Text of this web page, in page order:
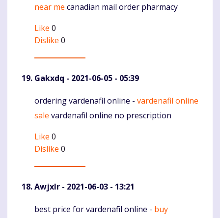
near me canadian mail order pharmacy
Like 0
Dislike 0
Gakxdq - 2021-06-05 - 05:39
Komentaras
ordering vardenafil online - vardenafil online
sale vardenafil online no prescription
Like 0
Dislike 0
Awjxlr - 2021-06-03 - 13:21
Komentaras
best price for vardenafil online - buy